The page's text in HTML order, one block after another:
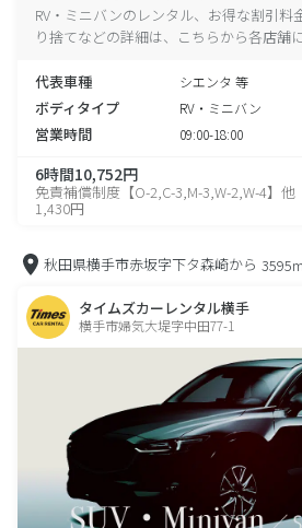
RV・ミニバンのレンタル、お得な割引料
り捨てなどの詳細は、こちらから各店舗
代表車種 シエンタ 等
ボディタイプ RV・ミニバン
営業時間 09:00-18:00
6時間10,752円
免責補償制度【O-2,C-3,M-3,W-2,W-4】他
1,430円
秋田県横手市赤坂字下タ森崎から 3595m
タイムズカーレンタル横手
横手市婦気大堤字中田77-1